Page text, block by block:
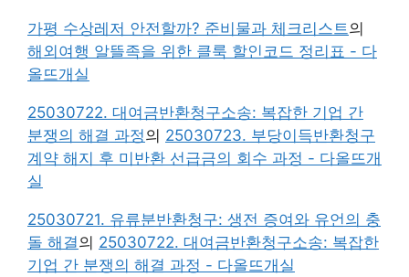
가평 수상레저 안전할까? 준비물과 체크리스트 의
해외여행 알뜰족을 위한 클룩 할인코드 정리표 - 다
올뜨개실
25030722. 대여금반환청구소송: 복잡한 기업 간
분쟁의 해결 과정의 25030723. 부당이득반환청구
계약 해지 후 미반환 선급금의 회수 과정 - 다올뜨개
실
25030721. 유류분반환청구: 생전 증여와 유언의 충
돌 해결의 25030722. 대여금반환청구소송: 복잡한
기업 간 분쟁의 해결 과정 - 다올뜨개실